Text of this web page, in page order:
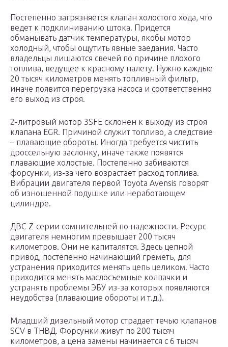
Постепенно загрязняется клапан холостого хода, что
ведет к подклиниванию штока. Придется
обманывать датчик температуры, якобы мотор
холодный, чтобы ощутить явные заедания. Часто
владельцы лишаются свечей по причине плохого
топлива, ведущее к красному налету. Нужно каждые
20 тысяч километров менять топливный фильтр,
иначе появится перегрузка насоса и соответственно
его выход из строя.
2-литровый мотор 3SFE склонен к выходу из строя
клапана EGR. Причиной служит топливо, а следствие
– плавающие обороты. Иногда требуется чистить
дроссельную заслонку, иначе также появятся
плавающие холостые. Постепенно забиваются
форсунки, из-за чего возрастает расход топлива.
Вибрации двигателя первой Toyota Avensis говорят
об изношенной подушке или неработающем
цилиндре.
ДВС Z-серии сомнительней по надежности. Ресурс
двигателя немногим превышает 200 тысяч
километров. Они не капиталятся. Здесь цепной
привод, постепенно начинающий греметь, для
устранения приходится менять цепь целиком. Часто
приходится менять маслосъемные колпачки и
устранять проблемы ЭБУ из-за которых появляются
неудобства (плавающие обороты и т.д.).
Младший дизельный мотор страдает течью клапанов
SCV в ТНВД. Форсунки живут по 200 тысяч
километров, а цена замены начинается с 6 тысяч